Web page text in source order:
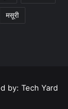
मसूरी
by: Tech Yard